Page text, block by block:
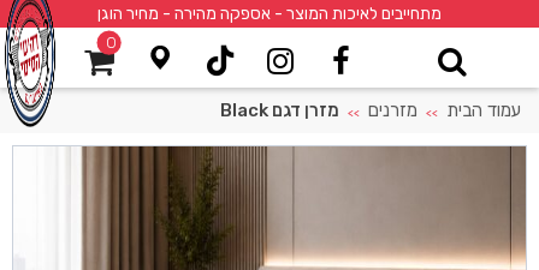
מתחייבים לאיכות המוצר - אספקה מהירה - מחיר הוגן
0
עמוד הבית >> מזרנים >> מזרן דגם Black